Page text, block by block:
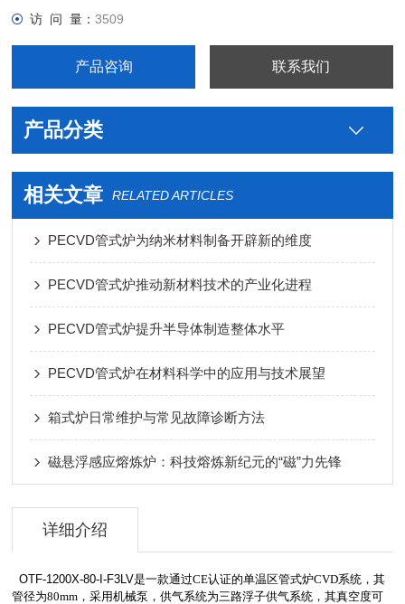
访 问 量：3509
产品咨询 联系我们
产品分类
相关文章 RELATED ARTICLES
PECVD管式炉为纳米材料制备开辟新的维度
PECVD管式炉推动新材料技术的产业化进程
PECVD管式炉提升半导体制造整体水平
PECVD管式炉在材料科学中的应用与技术展望
箱式炉日常维护与常见故障诊断方法
磁悬浮感应熔炼炉：科技熔炼新纪元的“磁”力先锋
详细介绍
OTF-1200X-80-I-F3LV是一款通过CE认证的单温区管式炉CVD系统，其
管径为80mm ，采用机械泵，供气系统为三路浮子供气系统，其真空度可